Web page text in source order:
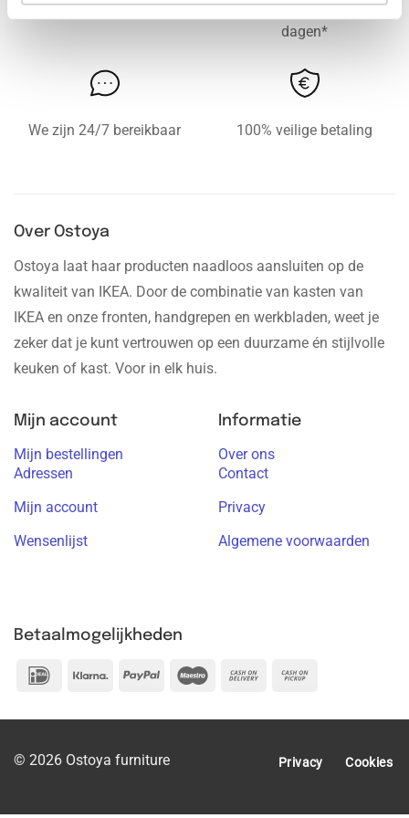
Gratis levering vanaf € 750,-
Gratis retour binnen 14
dagen*
We zijn 24/7 bereikbaar 100% veilige betaling
Over Ostoya
Ostoya laat haar producten naadloos aansluiten op de
kwaliteit van IKEA. Door de combinatie van kasten van
IKEA en onze fronten, handgrepen en werkbladen, weet je
zeker dat je kunt vertrouwen op een duurzame én stijlvolle
keuken of kast. Voor in elk huis.
Mijn account
Mijn bestellingen
Adressen
Mijn account
Wensenlijst
Informatie
Over ons
Contact
Privacy
Algemene voorwaarden
Betaalmogelijkheden
IDeal Klarna PayPal Maestro Cash
DeliveryPickup
© 2026 Ostoya furniture Privacy Cookies